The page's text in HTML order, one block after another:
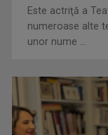
În fiecare marți și
Este actriţă a
numeroase alte
unor nume ...